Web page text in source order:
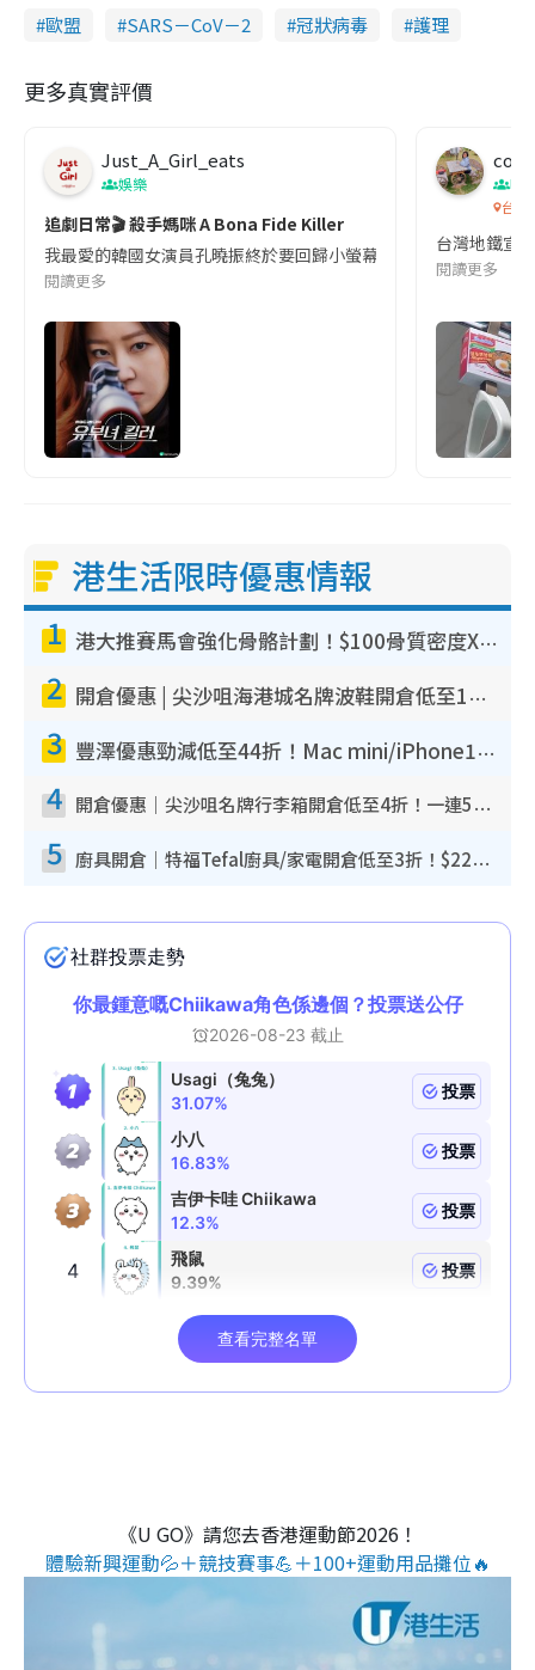
歐盟
SARS－CoV－2 冠狀病毒 護理
更多真實評價
Just_A_Girl_eats
娛樂
追劇日常🎬 殺手媽咪 A Bona Fide Killer
我最愛的韓國女演員孔曉振終於要回歸小螢幕啦!這次的劇本改編
閱讀更多
co
吹
台灣
台灣地鐵宣
閱讀更多
港生活限時優惠情報
1 港大推賽馬會強化骨骼計劃！$100骨質密度X光檢查 完成免費運動訓練送超市禮券！附參加資格
2 開倉優惠 | 尖沙咀海港城名牌波鞋開倉低至1折！On鞋$899起／Joy&Peace鞋履$98起
3 豐澤優惠勁減低至44折！Mac mini/iPhone17Pro大減價！廚房家電$220起
4 開倉優惠｜尖沙咀名牌行李箱開倉低至4折！一連5日 American Tourister/ace./Hallmark $200起！
5 廚具開倉｜特福Tefal廚具/家電開倉低至3折！$220起買平底鍋/炒鑊/湯煲！電飯煲/吸塵機/燙斗$418起
《U GO》請您去香港運動節2026！
體驗新興運動💦＋競技賽事💪＋100+運動用品攤位🔥